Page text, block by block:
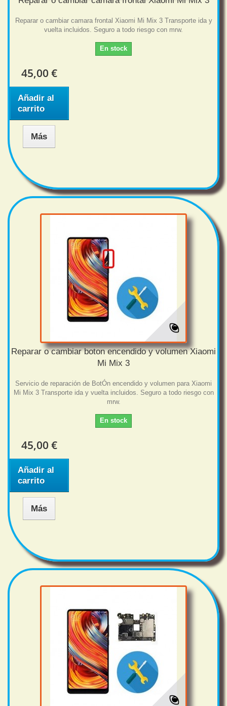
Reparar o cambiar camara frontal Xiaomi Mi Mix 3 Transporte ida y
vuelta incluidos. Seguro a todo riesgo con mrw.
En stock
45,00 €
Añadir al
carrito
Más
Reparar o cambiar boton encendido y volumen Xiaomi
Mi Mix 3
Servicio de reparación de BotÓn encendido y volumen para Xiaomi
Mi Mix 3 Transporte ida y vuelta incluidos. Seguro a todo riesgo con
mrw.
En stock
45,00 €
Añadir al
carrito
Más